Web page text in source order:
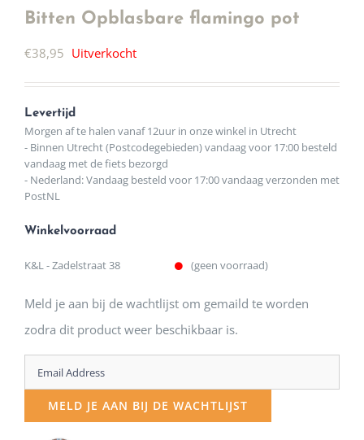
Bitten Opblasbare flamingo pot
€38,95 Uitverkocht
Levertijd
Morgen af te halen vanaf 12uur in onze winkel in Utrecht
- Binnen Utrecht (Postcodegebieden) vandaag voor 17:00 besteld
vandaag met de fiets bezorgd
- Nederland: Vandaag besteld voor 17:00 vandaag verzonden met
PostNL
Winkelvoorraad
K&L - Zadelstraat 38 (geen voorraad)
Meld je aan bij de wachtlijst om gemaild te worden
zodra dit product weer beschikbaar is.
Enter
your
email
MELD JE AAN BIJ DE WACHTLIJST